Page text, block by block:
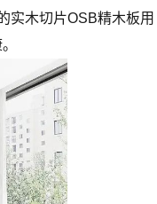
实木切片OSB精木板用